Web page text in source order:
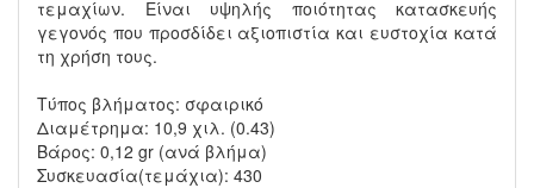
τεμαχίων. Είναι υψηλής ποιότητας κατασκευής
γεγονός που προσδίδει αξιοπιστία και ευστοχία κατά
τη χρήση τους.
Τύπος βλήματος: σφαιρικό
Διαμέτρημα: 10,9 χιλ. (0.43)
Βάρος: 0,12 gr (ανά βλήμα)
Συσκευασία(τεμάχια): 430